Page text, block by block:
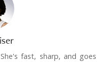
fast, sharp, and goes